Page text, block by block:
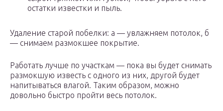
остатки известки и пыль.
Удаление старой побелки: а — увлажняем потолок, б
— снимаем размокшее покрытие.
Работать лучше по участкам — пока вы будет снимать
размокшую известь с одного из них, другой будет
напитываться влагой. Таким образом, можно
довольно быстро пройти весь потолок.